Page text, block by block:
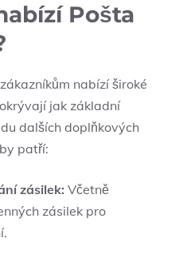
Pošta
nabízí široké
jak základní
dalších doplňkových
patří:
zásilek: Včetně
zásilek pro